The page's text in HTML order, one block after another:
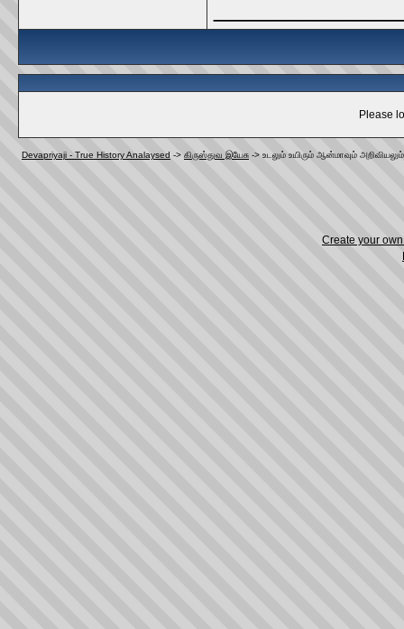
Please
Devapriyaji - True History Analaysed -> கிருஸ்துவ இயேசு -> உடலும் உயிரும் ஆன்மாவும்
Create your